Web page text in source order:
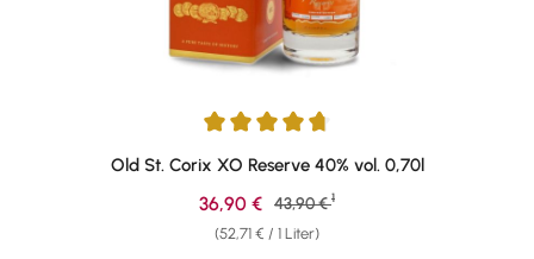
Durchschnittliche Bewertung von 4.85 von 5 Sternen
Old St. Corix XO Reserve 40% vol. 0,70l
(52,71 € / 1 Liter)
Verkaufspreis:
36,90 € Regulärer Preis:
43,90 € 1